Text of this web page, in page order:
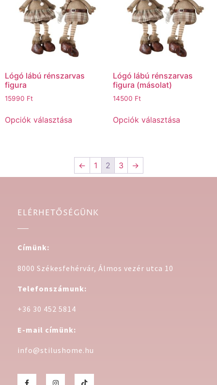
Lógó lábú rénszarvas
figura
15990 Ft
Opciók választása
Lógó lábú rénszarvas
figura (másolat)
14500 Ft
Opciók választása
← 1 2 3 →
ELÉRHETŐSÉGÜNK
Címünk:
8000 Székesfehérvár, Álmos vezér utca 10
Telefonszámunk:
+36 30 452 5814
E-mail címünk:
info@stilushome.hu